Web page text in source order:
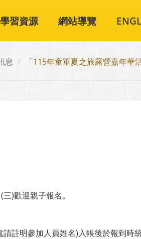
學習資源 網站導覽
息 「115年童軍夏之旅露營嘉年華
)歡迎親子報名。
註明參加人員姓名)入帳後於報到時